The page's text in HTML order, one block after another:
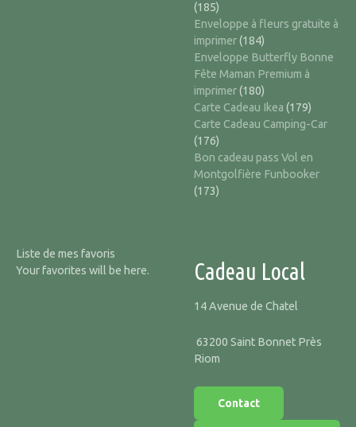
(185)
Enveloppe à fleurs gratuite à
imprimer(184)
Enveloppe Butterfly Bonne
Fête Maman Premium à
imprimer(180)
Carte Cadeau Ikea (179)
Carte Cadeau Camping-Car
(176)
Bon cadeau pass Vol en
Montgolfière Funbooker
(173)
Liste de mes favoris
Your favorites will be here.
Cadeau Local
14 Avenue de Chatel
63200 Saint Bonnet Près
Riom
Contact